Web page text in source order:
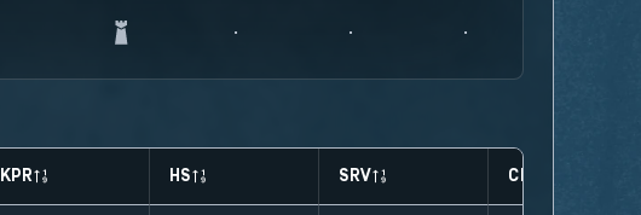
KPR HS SRV CLUTCHES